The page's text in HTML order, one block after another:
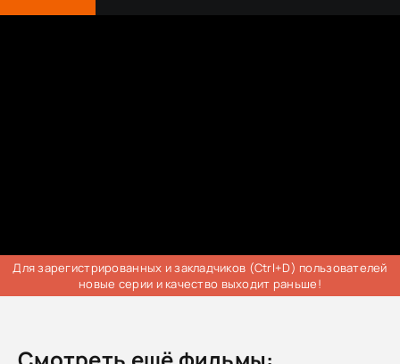
Для зарегистрированных и закладчиков (Ctrl+D) пользователей
новые серии и качество выходит раньше!